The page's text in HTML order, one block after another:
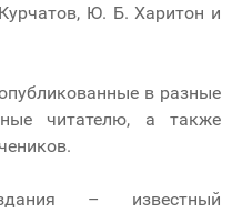
Ю. Б. Харитон и
в разные
читателю, а также
– известный